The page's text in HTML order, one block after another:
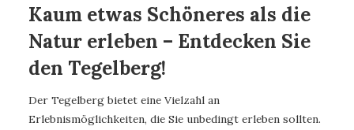
Kaum etwas Schöneres als die
Natur erleben – Entdecken Sie
den Tegelberg!
Der Tegelberg bietet eine Vielzahl an
Erlebnismöglichkeiten, die Sie unbedingt erleben sollten.